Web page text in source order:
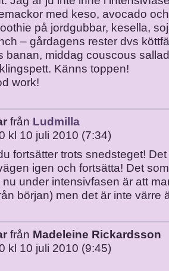
med keso, avocado
på jordgubbar, kesella,
– gårdagens rester dvs
banan, middag couscous
Känns toppen!
work!
från Ludmilla
kl 10 juli 2010 (7:34)
fortsätter trots snedsteget!
igen och fortsätta! Det
under intensivfasen är att
början) men det är inte värre
från Madeleine Rickardsson
kl 10 juli 2010 (9:45)